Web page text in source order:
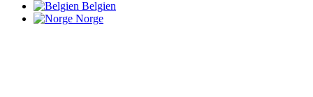
Belgien
Norge